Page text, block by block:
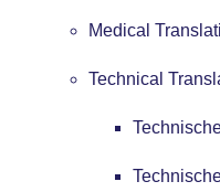
Medical
Technical